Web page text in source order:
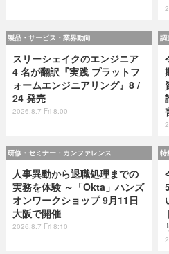
製品・サービス・業界動向
スリーシェイクのエンジニア
4 名が翻訳『実践 プラットフ
ォームエンジニアリング』8 /
24 発売
2026.8.7 Fri 8:00
調
研修・セミナー・カンファレンス
人事異動から退職処理までの
実務を体験 ～「Okta」ハンズ
オンワークショップ 9月11日
大阪で開催
2026.8.7 Fri 8:10
特